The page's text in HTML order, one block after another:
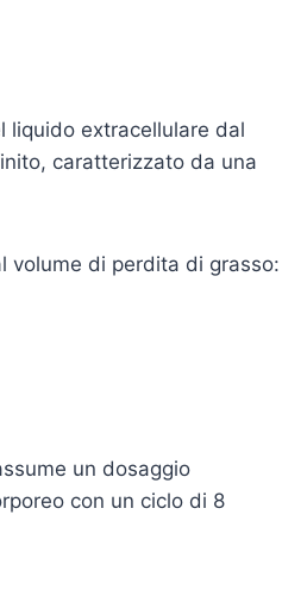
liquido extracellulare dal
caratterizzato da una
volume di perdita di grasso:
un dosaggio
con un ciclo di 8